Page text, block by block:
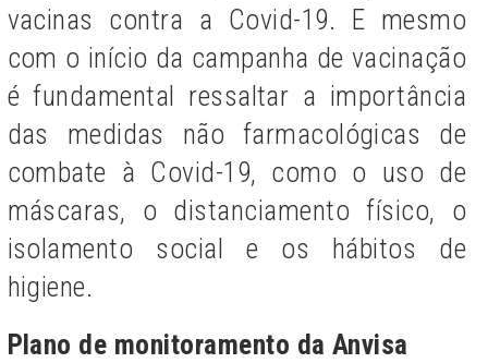
vacinas contra a Covid-19. E mesmo
com o início da campanha de vacinação
é fundamental ressaltar a importância
das medidas não farmacológicas de
combate à Covid-19, como o uso de
máscaras, o distanciamento físico, o
isolamento social e os hábitos de
higiene.
Plano de monitoramento da Anvisa